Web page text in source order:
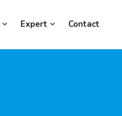
Expert Contact